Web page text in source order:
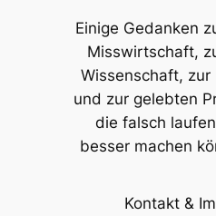
Einige Gedanken
Misswirtschaft,
Wissenschaft, zur
und zur gelebten
die falsch
besser machen
Kontakt &